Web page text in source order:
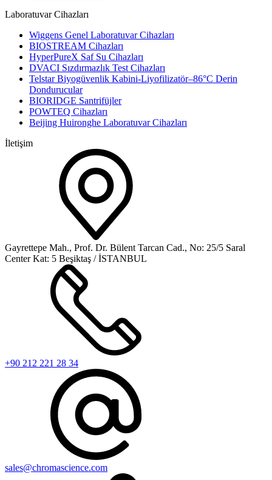
Laboratuvar Cihazları
Wiggens Genel Laboratuvar Cihazları
BIOSTREAM Cihazları
HyperPureX Saf Su Cihazları
DVACI Sızdırmazlık Test Cihazları
Telstar Biyogüvenlik Kabini-Liyofilizatör–86°C Derin
Dondurucular
BIORIDGE Santrifüjler
POWTEQ Cihazları
Beijing Huironghe Laboratuvar Cihazları
İletişim
Gayrettepe Mah., Prof. Dr. Bülent Tarcan Cad., No: 25/5 Saral
Center Kat: 5 Beşiktaş / İSTANBUL
+90 212 221 28 34
sales@chromascience.com